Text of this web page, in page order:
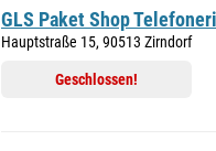
GLS Paket Shop
Hauptstraße 15, 90513 Zirndorf
Geschlossen!